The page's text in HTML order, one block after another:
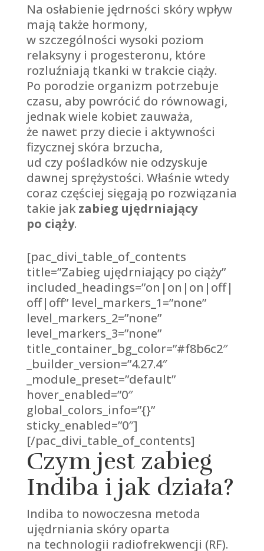
Na osłabienie jędrności skóry wpływ
mają także hormony,
w szczególności wysoki poziom
relaksyny i progesteronu, które
rozluźniają tkanki w trakcie ciąży.
Po porodzie organizm potrzebuje
czasu, aby powrócić do równowagi,
jednak wiele kobiet zauważa,
że nawet przy diecie i aktywności
fizycznej skóra brzucha,
ud czy pośladków nie odzyskuje
dawnej sprężystości. Właśnie wtedy
coraz częściej sięgają po rozwiązania
takie jak zabieg ujędrniający
po ciąży.
[pac_divi_table_of_contents
title=”Zabieg ujędrniający po ciąży”
included_headings=”on|on|on|off|
off|off” level_markers_1=”none”
level_markers_2=”none”
level_markers_3=”none”
title_container_bg_color=”#f8b6c2″
_builder_version=”4.27.4″
_module_preset=”default”
hover_enabled=”0″
global_colors_info=”{}”
sticky_enabled=”0″]
[/pac_divi_table_of_contents]
Czym jest zabieg
Indiba i jak działa?
Indiba to nowoczesna metoda
ujędrniania skóry oparta
na technologii radiofrekwencji (RF).